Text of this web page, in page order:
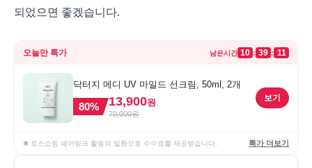
되었으면 좋겠습니다.
오늘만 특가 남은시간 10 : 39 : 11
닥터지 메디 UV 마일드 선크림, 50ml, 2개
80% 13,900원
70,000원
보기
✱ 토스쇼핑 쉐어링크 활동의 일환으로 수수료를 제공받습니다. 특가 더보기